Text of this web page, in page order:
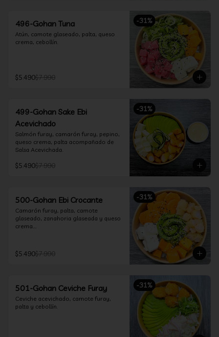
-31%
496-Gohan Tuna
Atún, camote glaseado, palta, queso
crema, cebollín.
$5.490$7.990
-31%
499-Gohan Sake Ebi
Acevichado
Salmón furay, camarón furay, pepino,
queso crema, palta acompañado de
Salsa Acevichada.
$5.490$7.990
-31%
500-Gohan Ebi Crocante
Camarón furay, palta, camote
glaseado, zanahoria glaseada y queso
crema.
$5.490$7.990
-31%
501-Gohan Ceviche Furay
Ceviche acevichado, camote furay,
palta y cebollín.